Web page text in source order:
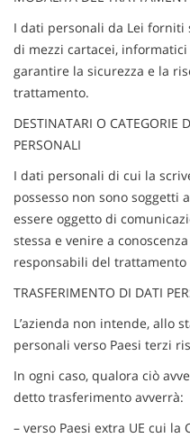
I dati personali da Lei
di mezzi cartacei,
garantire la sicurezza e la
trattamento.
DESTINATARI O CATEGORIE
PERSONALI
I dati personali di cui la
possesso non sono soggetti
essere oggetto di
stessa e venire a
responsabili del trattamento
TRASFERIMENTO DI DATI
L’azienda non intende, allo
personali verso Paesi terzi
In ogni caso, qualora ciò
detto trasferimento avverrà:
– verso Paesi extra UE cui la